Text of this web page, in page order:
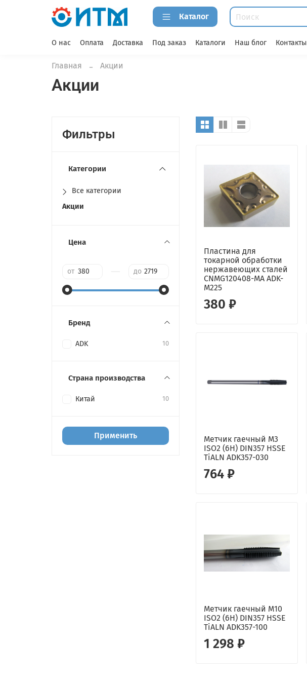
Каталог
О нас Оплата Доставка Под заказ Каталоги Наш блог Контакты
Главная Акции
Акции
Пластина для
токарной обработки
нержавеющих сталей
CNMG120408-MA ADK-
M225
380 ₽
Метчик гаечный М3
ISO2 (6H) DIN357 HSSE
TiALN ADK357-030
764 ₽
Метчик гаечный М10
ISO2 (6H) DIN357 HSSE
TiALN ADK357-100
1 298 ₽
Фильтры
Категории
Все категории
Акции
Цена
от до
Бренд
ADK 10
Страна производства
Китай 10
Применить